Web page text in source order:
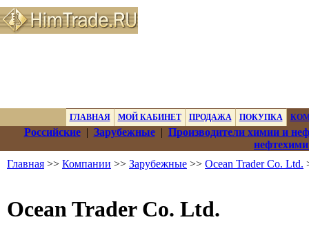
ГЛАВНАЯ МОЙ КАБИНЕТ ПРОДАЖА ПОКУПКА
Российские| Зарубежные| Производители химии и
Главная >> Компании >> Зарубежные >> Ocean Trader Co. Ltd.
Ocean Trader Co. Ltd.